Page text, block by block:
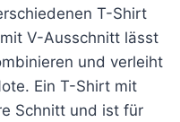
T-Shirt
V-Ausschnitt lässt
und verleiht
Ein T-Shirt mit
Schnitt und ist für